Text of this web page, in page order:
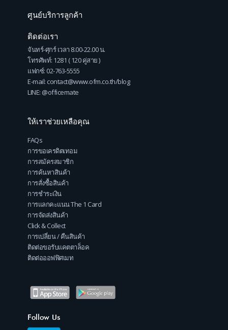
ศูนย์บริการลูกค้า
ติดต่อเรา
จันทร์-ศุกร์ เวลา 8.00-22.00 น.
โทรศัพท์: 1281 ( 120 คู่สาย )
แฟกซ์: 02-763-5555
E-mail: contact@www.ofm.co.th/blog
LINE: @officemate
ให้เราช่วยเหลือคุณ
FAQs
การขอเครดิตเทอม
การสมัครสมาชิก
การค้นหาสินค้า
การสั่งซื้อสินค้า
การชำระเงิน
การแลกคะแนน The 1 Card
การจัดส่งสินค้า
Click & Collect
การเปลี่ยน / คืนสินค้า
ติดต่อขอรับแคตตาล็อค
ติดต่อออฟฟิศเมท
Follow Us